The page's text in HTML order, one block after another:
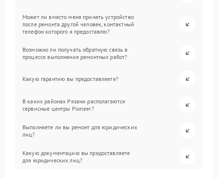
Может ли вместо меня принять устройство
после ремонта другой человек, контактный
телефон которого я предоставлю?
Возможно ли получать обратную связь в
процессе выполнения ремонтных работ?
Какую гарантию вы предоставляете?
В каких районах Рязани располагаются
сервисные центры Pioneer?
Выполняете ли вы ремонт для юридических
лиц?
Какую документацию вы предоставляете
для юридических лиц?